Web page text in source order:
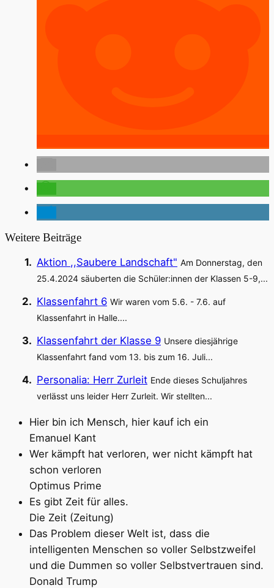
Weitere Beiträge
Aktion ,,Saubere Landschaft" Am Donnerstag, den
25.4.2024 säuberten die Schüler:innen der Klassen 5-9,...
Klassenfahrt 6 Wir waren vom 5.6. - 7.6. auf
Klassenfahrt in Halle....
Klassenfahrt der Klasse 9 Unsere diesjährige
Klassenfahrt fand vom 13. bis zum 16. Juli...
Personalia: Herr Zurleit Ende dieses Schuljahres
verlässt uns leider Herr Zurleit. Wir stellten...
Hier bin ich Mensch, hier kauf ich ein
Emanuel Kant
Wer kämpft hat verloren, wer nicht kämpft hat
schon verloren
Optimus Prime
Es gibt Zeit für alles.
Die Zeit (Zeitung)
Das Problem dieser Welt ist, dass die
intelligenten Menschen so voller Selbstzweifel
und die Dummen so voller Selbstvertrauen sind.
Donald Trump